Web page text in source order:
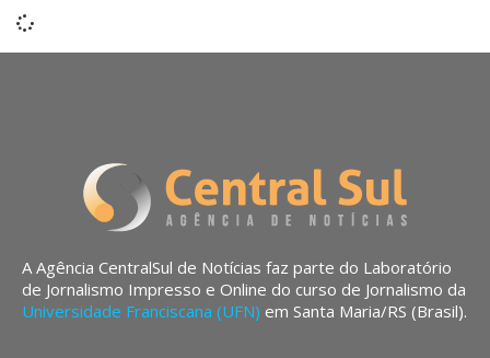
A Agência CentralSul de Notícias faz parte do Laboratório
de Jornalismo Impresso e Online do curso de Jornalismo da
Universidade Franciscana (UFN) em Santa Maria/RS (Brasil).